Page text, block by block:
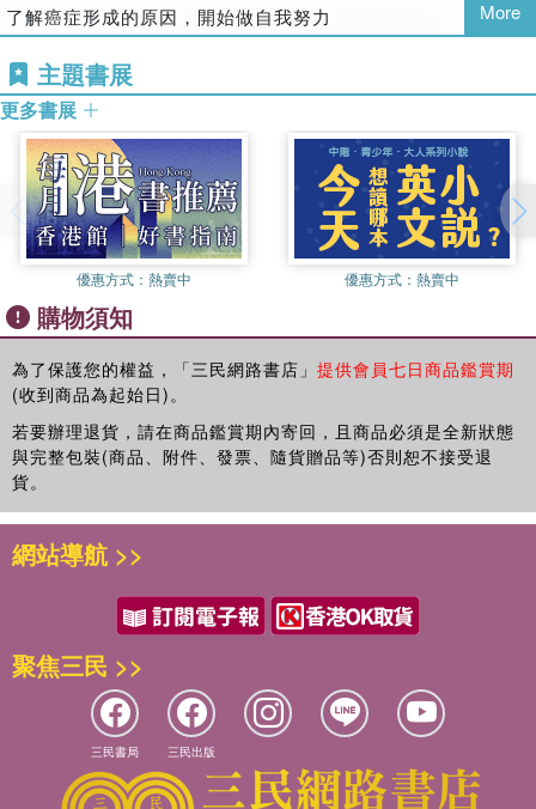
【調節血液循環提高免疫力】
要常活動身體，讓生活充滿朝氣，一些簡單的伸展運動就可以
促進血液循環，改善平日累積的壓力、疲勞。「穴道按摩」是
提高身體自癒力的好方法，在家也可以輕鬆做。
書中還有許多你不清楚但一定要知道的內容---別把高血壓當作
問題、九成的疾病不需要醫生、避免走上糖尿病的路、過度耗
費熱能會招致疾病、自律神經決定白血球的數量及功能、太放
鬆也會生病、藥物減慢治癒的速度…等精彩內容。
另外還詳細列出各種疾病型態及治療方法：
頭痛、失眠、青光眼、突發性耳聾、梅尼爾氏症、腰痛、膝蓋
痛、高血壓、糖尿病、痛風、脂肪肝、膽結石、膽管炎、膽囊
炎、胃炎、胃潰瘍、十二指腸潰瘍、躁性大腸症候群、潰瘍性
〈過敏性皮膚炎、支氣管氣喘、花粉症〉、生活環境病〈化學
物質過敏症、纖維肌痛〉等。
由兩大名醫共同為你揭開「疾病原因」與「疾病治療方法」的
謎底!
日本免疫學權威安保 徹教授及出版《90％的病自己會好》的
醫學博士岡本 裕，2大百萬暢銷作家聯手探討，讓他們來告
訴你「治療疾病的真相」。
了解疾病成因才能知道治療方法，本書詳細列出17種常見疾病
的型態及治療方法。
教你如何提高免疫力，從根本治療癌症，透過進行自我治療來
戰勝疾病。
一九九五年，以阪神淡路大地震為契機，與有共同志向的朋友
能以另一種方式替協會發聲，故成立網站「e-Clinic」。與癌
症病患友好會合作，除了癌症病患外，也以其他人為對象，傳
遞如何治療疾病，保持健康等資訊。
著作有《退休前就要開始的健康法》、《九成的疾病不是
病》、《九成的醫生對癌症有所誤解！》、《九成疾病可以自
己痊癒》、《擁有一生「不需要吃藥的身體」的方法》等。
譯者簡介
張秀慧
多愁善感又很理性的雙魚座。日本國立宇都宮大學日本語學
系、中國文化大學新聞研究所畢業，曾任日文主編，目前從事
專職日文翻譯及審書工作，譯有《反擊的智慧》《積極人生晨
起術》《當親人罹患癌症該怎麼辦？》等。
胞、組織、器官已經喪失的再生功能為目的〉。特別是存在於
心臟與腸道等，可能生成任何器官的「萬能細胞」研究中，更
投入龐大心力與資金。但我對以此作為醫學界的大目標感到懷
疑。
所謂的再生醫學，是將人類身體當作機械，只要做更換零件的
動作就能將疾病治好。因此，也未提及只要避免生活過於緊
繃，就能讓疾病痊癒的概念。或許有一天，真的能以萬能細胞
來替換故障的器官。但是，如果不排除引起疾病的原因，就算
將器官換了，還是無法解決身體的不適。在整體社會中，只要
把損壞的身體零件換掉，就能輕鬆把病治療好，這種過於簡單
的想法正逐漸擴大，而這應該就是導致醫學過度發展的主要原
因吧！
只要改變生活方法，就能靠自己的力量將疾病治好。但因為希
望醫生能妙手回春，或是期待能將身體零件換掉，所以才無法
將身體完全治癒。希望身體不適及罹患疾病的人能夠明白這一
點。
在十六年前，發現壓力會引發疾病。因為壓力會造成負責支配
的細菌及異物殺死的功能〉失衡，最後導致抵抗病原體、及預
根據此研究，有關「為何會生病？」及「應該如何治療疾
病？」等基本問題也得到了答案。到目前為止，醫學界除了進
行研究外，更透過演講及出版書籍將壓力造成疾病的過程告訴
民眾。此類活動的影響力似乎已逐漸擴大，最近不依賴醫生及
藥物，試著以提高自我免疫力來治療疾病的人也慢慢增加了。
「不吃藥之後，過敏症狀有所改善」、「潰瘍性大腸炎〈在大
了解癌症形成的原因，開始做自我努力
實踐混合診療的優點為何？
如何拒絕沒有信心的治療方式？
做好不用藥物的心理準備
老實說，就算只是短時間也不要使用類固醇
別把高血壓當作問題
第二章 九成的疾病靠自己就能治癒 (岡本 裕)
現今醫療界很難追求品質
九成的疾病不需要醫生
「中醫」改變你對疾病概念的認識
「未病」是讓你恢復健康的關鍵
避免走上糖尿病的路
第三章 了解疾病成因就知道治療方法 (安保 徹)
對症療法無法將病治好
處理壓力的三種系統
壓力讓體內功能失去平衡
製造提供瞬間暴發力熱能的「糖分解系統」
支持細胞分裂的熱能
過度耗費熱能會招致疾病
COLUMN具有二十億年歷史的身體系統
調整身體狀況的自律神經
自律神經決定白血球的數量及功能
自律神經失衡就會生病
交感神經緊繃所招致的壞處
太放鬆也會生病
副交感神經太過活躍可能會發生的問題
More
主題書展
更多書展
優惠方式： 熱賣中 優惠方式： 熱賣中
購物須知
為了保護您的權益，「三民網路書店」 提供會員七日商品鑑賞期
(收到商品為起始日)。
若要辦理退貨，請在商品鑑賞期內寄回，且商品必須是全新狀態
與完整包裝(商品、附件、發票、隨貨贈品等)否則恕不接受退
貨。
網站導航 >>
聚焦三民 >>
三民書局 三民出版